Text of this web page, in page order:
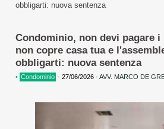
obbligarti: nuova sentenza
Condominio, non devi pagare
non copre casa tua e
obbligarti: nuova sentenza
• Condominio - 27/06/2026 -AVV. MARCO DE